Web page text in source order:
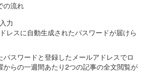
の流れ
力
レスに自動生成されたパスワードが届けら
スワードと登録したメールアドレスでロ
からの一週間あたり2つの記事の全文閲覧が